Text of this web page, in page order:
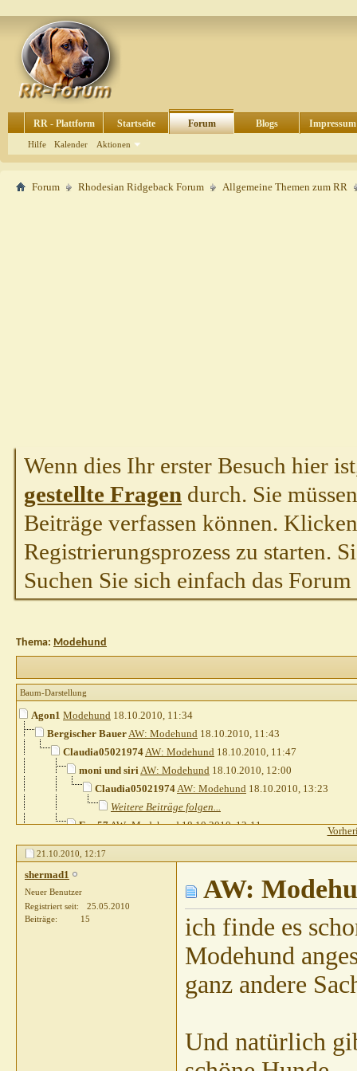
RR - Plattform Startseite Forum
Hilfe Kalender Aktionen
Blogs Impressum
Forum Rhodesian Ridgeback Forum Allgemeine Themen zum RR
Wenn dies Ihr erster Besuch hier
gestellte Fragen durch. Sie
Beiträge verfassen können.
Registrierungsprozess zu starten.
Suchen Sie sich einfach das
Thema: Modehund
Baum-Darstellung
Agon1 Modehund 18.10.2010, 11:34
Bergischer BauerAW: Modehund 18.10.2010, 11:43
Claudia05021974AW: Modehund 18.10.2010, 11:47
moni und siriAW: Modehund 18.10.2010, 12:00
Claudia05021974AW: Modehund 18.10.2010, 13:23
Weitere Beiträge folgen...
Eva57AW: Modehund18.10.2010,12:11
LausefixAW: Modehund18.10.2010,11:59
HeinsAW: Modehund18.10.2010,12:13
Steph821
18.10.2010, 13:55
phoenixx
AW: Modehund18.10.2010,14:13
AW: Modehund 18.10.2010,
15:23
AW: Modehund18.10.2010, 17:34
AW: Modehund 18.10.2010,18:26
AW: Modehund20.10.2010,12:57
AW: Modehund 20.10.2010,
15:18
AW: Modehund20.10.2010,
21.10.2010, 12:17
shermad1
Neuer Benutzer
Registriert seit
25.05.2010
Beiträge
15
AW:
ich finde es
Modehund
ganz andere
Und natürlich